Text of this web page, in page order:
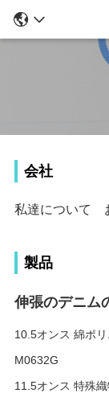
会社
私達について
製品
伸張のデニム
10.5オンス 綿ポ
M0632G
11.5オンス 特殊